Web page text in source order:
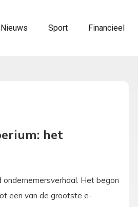
Nieuws Sport Financieel
het
Het begon
een van de grootste e-